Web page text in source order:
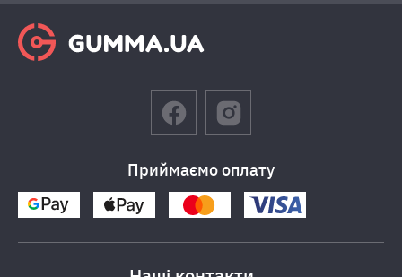
Приймаємо оплату